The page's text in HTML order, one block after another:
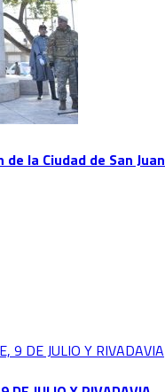
la Ciudad de San Juan